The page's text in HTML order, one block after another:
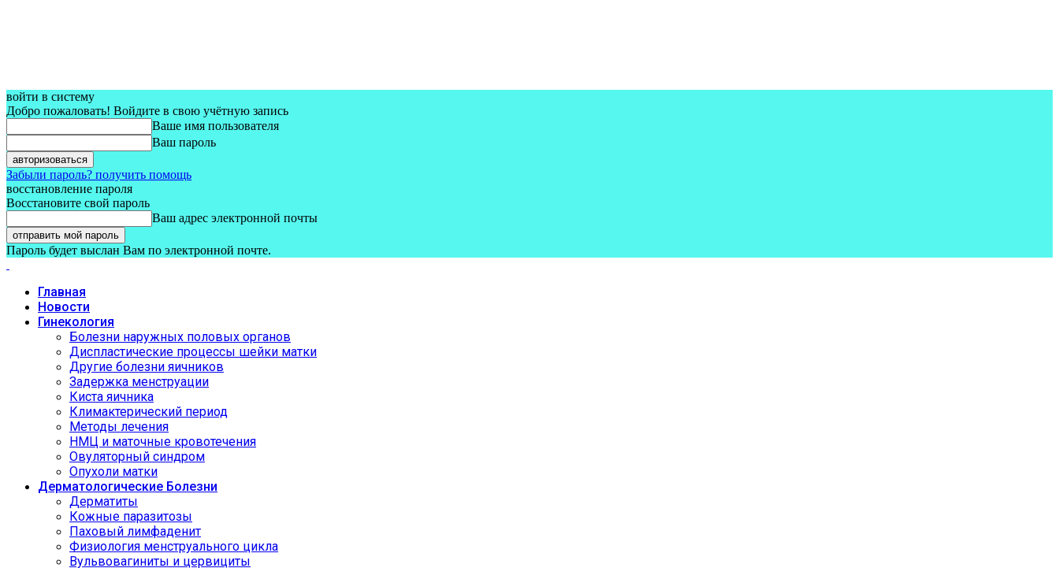
войти в систему
Добро пожаловать! Войдите в свою учётную запись
Ваше имя пользователя
Ваш пароль
Забыли пароль? получить помощь
восстановление пароля
Восстановите свой пароль
Ваш адрес электронной почты
Пароль будет выслан Вам по электронной почте.
Главная
Новости
Гинекология
Болезни наружных половых органов
Диспластические процессы шейки матки
Другие болезни яичников
Задержка менструации
Киста яичника
Климактерический период
Методы лечения
НМЦ и маточные кровотечения
Овуляторный синдром
Опухоли матки
Дерматологические Болезни
Дерматиты
Кожные паразитозы
Паховый лимфаденит
Физиология менструального цикла
Вульвовагиниты и цервициты